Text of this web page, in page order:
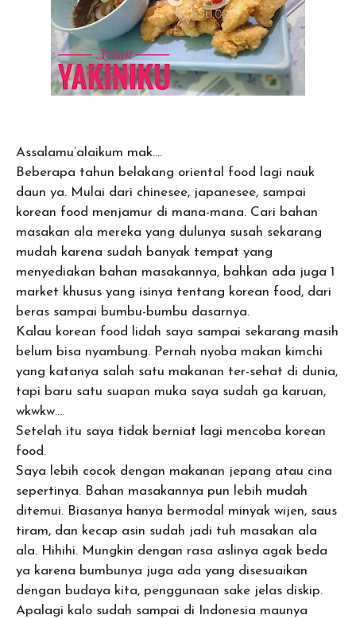
Assalamu’alaikum mak….
Beberapa tahun belakang oriental food lagi nauk
daun ya. Mulai dari chinesee, japanesee, sampai
korean food menjamur di mana-mana. Cari bahan
masakan ala mereka yang dulunya susah sekarang
mudah karena sudah banyak tempat yang
menyediakan bahan masakannya, bahkan ada juga 1
market khusus yang isinya tentang korean food, dari
beras sampai bumbu-bumbu dasarnya.
Kalau korean food lidah saya sampai sekarang masih
belum bisa nyambung. Pernah nyoba makan kimchi
yang katanya salah satu makanan ter-sehat di dunia,
tapi baru satu suapan muka saya sudah ga karuan,
wkwkw….
Setelah itu saya tidak berniat lagi mencoba korean
food.
Saya lebih cocok dengan makanan jepang atau cina
sepertinya. Bahan masakannya pun lebih mudah
ditemui. Biasanya hanya bermodal minyak wijen, saus
tiram, dan kecap asin sudah jadi tuh masakan ala
ala. Hihihi. Mungkin dengan rasa aslinya agak beda
ya karena bumbunya juga ada yang disesuaikan
dengan budaya kita, penggunaan sake jelas diskip.
Apalagi kalo sudah sampai di Indonesia maunya